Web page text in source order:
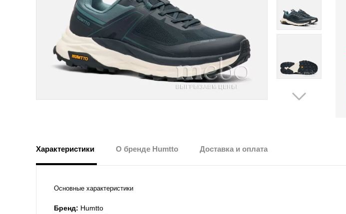
Характеристики О бренде Humtto Доставка и оплата
Основные характеристики
Бренд: Humtto